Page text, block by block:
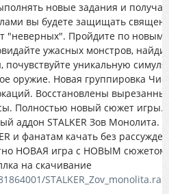
новые задания и
вы будете защищать
"неверных". Пройдите по новым
ужасных монстров,
почувствуйте уникальную
оружие. Новая группировка
Восстановлены
Полностью новый сюжет игры.
аддон STALKER Зов Монолита.
и фанатам качать без
НОВАЯ игра с НОВЫМ
на скачивание